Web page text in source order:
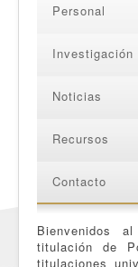
Personal
Investigación
Noticias
Recursos
Contacto
Bienvenidos al
titulación de
titulaciones